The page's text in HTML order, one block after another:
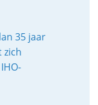
35 jaar
zich